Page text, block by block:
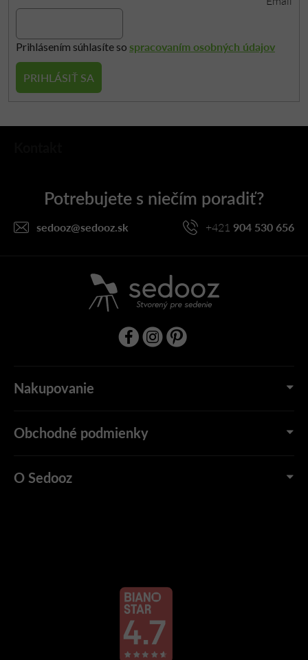
p
Prihlásením súhlasíte so spracovaním osobných údajov
PRIHLÁSIŤ SA
sedooz@sedooz.sk +421 904 530 656
Nakupovanie
Obchodné podmienky
O Sedooz